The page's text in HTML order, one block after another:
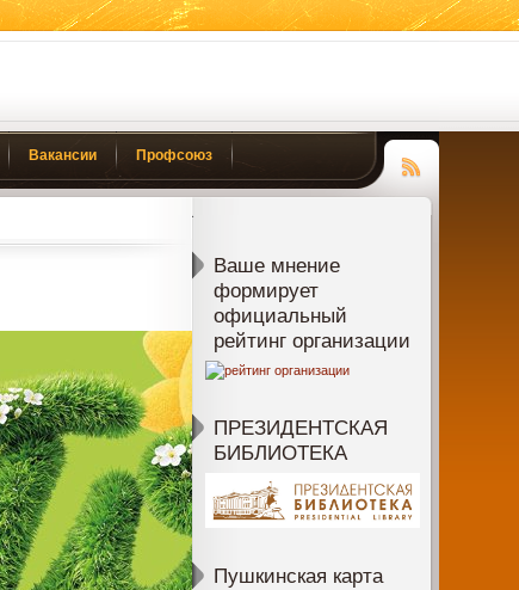
Вакансии Профсоюз
Чтение
Ваше мнение
формирует
официальный
рейтинг организации
ПРЕЗИДЕНТСКАЯ
БИБЛИОТЕКА
Пушкинская карта